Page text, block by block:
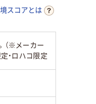
ード
スコアとは
（※メーカー
・ロハコ限定